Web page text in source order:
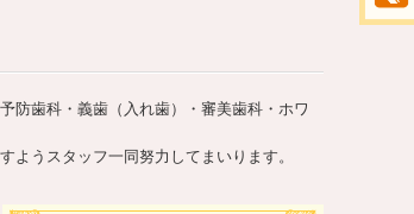
防歯科・義歯（入れ歯）・審美歯科・ホワ
うスタッフ一同努力してまいります。